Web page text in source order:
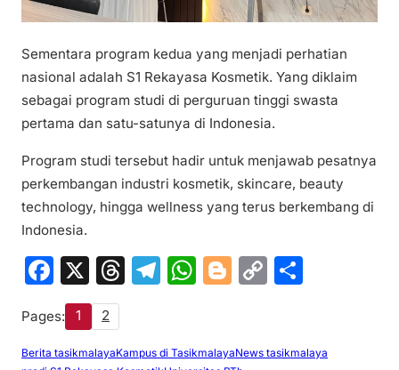
Sementara program kedua yang menjadi perhatian
nasional adalah S1 Rekayasa Kosmetik. Yang diklaim
sebagai program studi di perguruan tinggi swasta
pertama dan satu-satunya di Indonesia.
Program studi tersebut hadir untuk menjawab pesatnya
perkembangan industri kosmetik, skincare, beauty
technology, hingga wellness yang terus berkembang di
Indonesia.
F
a
c
e
X
T
a
T
gr
W
s
Bl
g
C
y e
Pages: 1 2
Berita tasikmalayaKampus di TasikmalayaNews tasikmalaya